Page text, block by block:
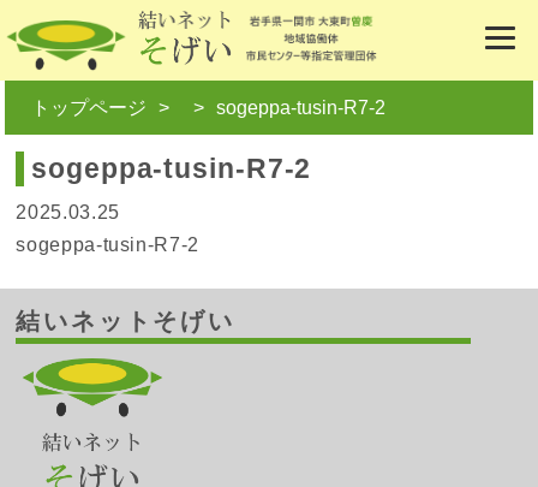
トップページ sogeppa-tusin-R7-2
sogeppa-tusin-R7-2
2025.03.25
sogeppa-tusin-R7-2
結いネットそげい